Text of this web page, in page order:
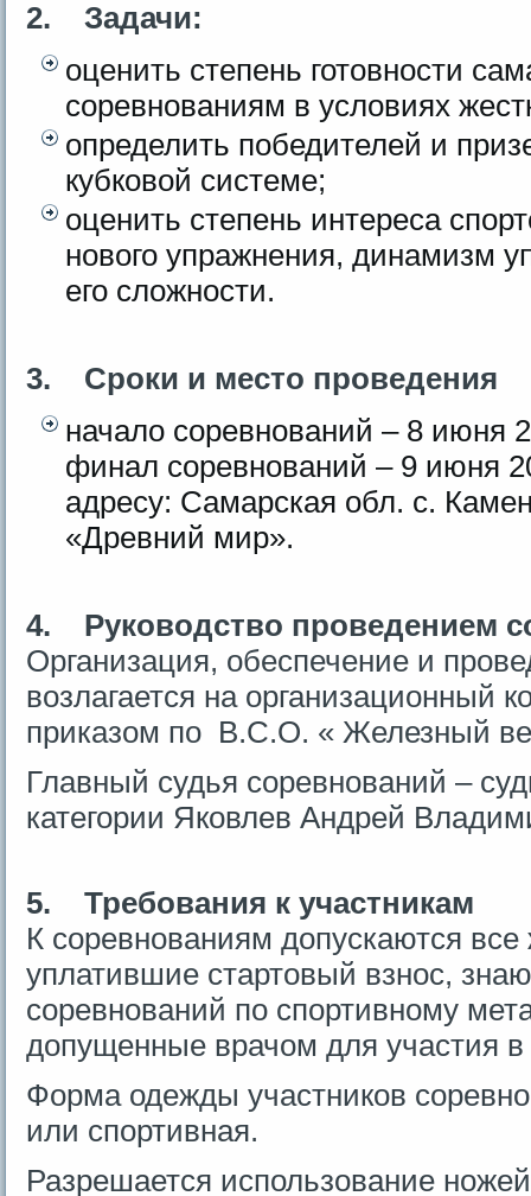
2. Задачи:
оценить степень готовности
соревнованиям в условиях
определить победителей и
кубковой системе;
оценить степень интереса
нового упражнения, динамизм
его сложности.
3. Сроки и место проведения
начало соревнований – 8 июня
финал соревнований – 9 июня
адресу: Самарская обл. с.
«Древний мир».
4. Руководство проведением
Организация, обеспечение и
возлагается на организационный
приказом по В.С.О. « Железный
Главный судья соревнований –
категории Яковлев Андрей
5. Требования к участникам
К соревнованиям допускаются
уплатившие стартовый взнос,
соревнований по спортивному
допущенные врачом для участия в
Форма одежды участников
или спортивная.
Разрешается использование